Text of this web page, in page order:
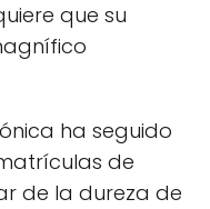
que su
ha seguido
de
de la dureza de